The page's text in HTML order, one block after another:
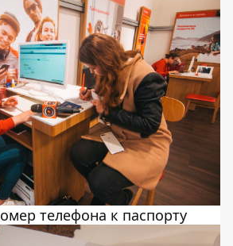
телефона к паспорту